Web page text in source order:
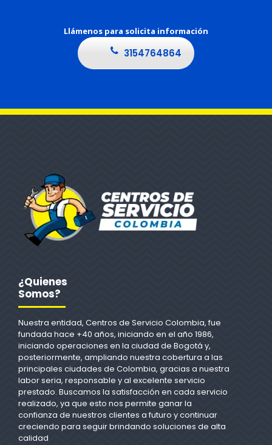
Llámenos para solicita información
3154764864
¿Quienes
Somos?
Nuestra entidad, Centros de Servicio Colombia, fue
fundada hace +40 años, iniciando en el año 1986,
iniciando operaciones en la ciudad de Bogotá y,
posteriormente, ampliando nuestra cobertura a las
principales ciudades de Colombia, gracias a nuestra
labor seria, responsable y al excelente servicio
prestado. Buscamos la satisfacción en cada servicio
realizado, ya que esto nos permite ganar la
confianza de nuestros clientes a futuro y continuar
creciendo para seguir brindando soluciones de alta
calidad